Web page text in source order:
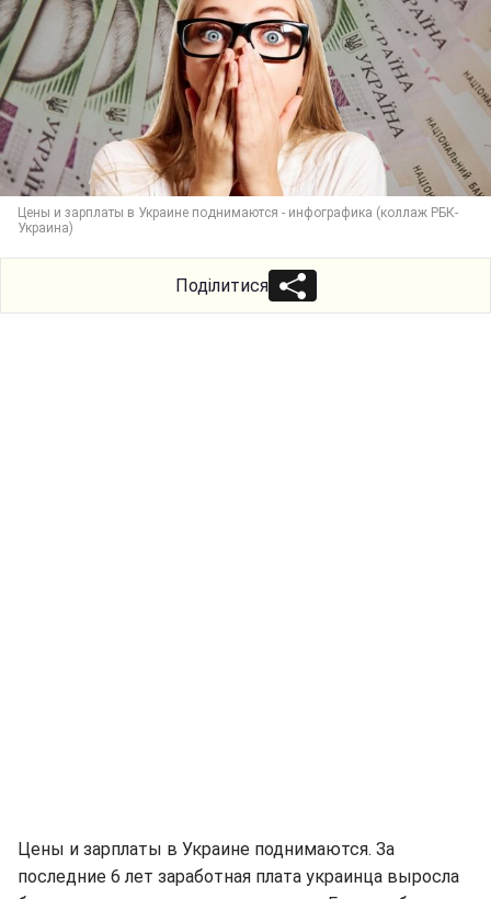
Цены и зарплаты в Украине поднимаются - инфографика (коллаж РБК-
Украина)
Поділитися
Цены и зарплаты в Украине поднимаются. За
последние 6 лет заработная плата украинца выросла